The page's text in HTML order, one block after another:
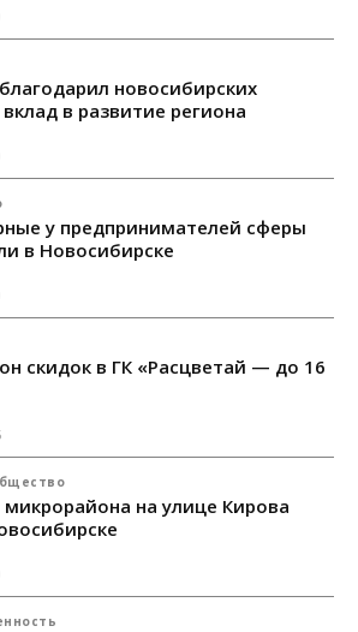
новосибирских
в развитие региона
у предпринимателей сферы
в Новосибирске
скидок в ГК «Расцветай — до 16
микрорайона на улице Кирова